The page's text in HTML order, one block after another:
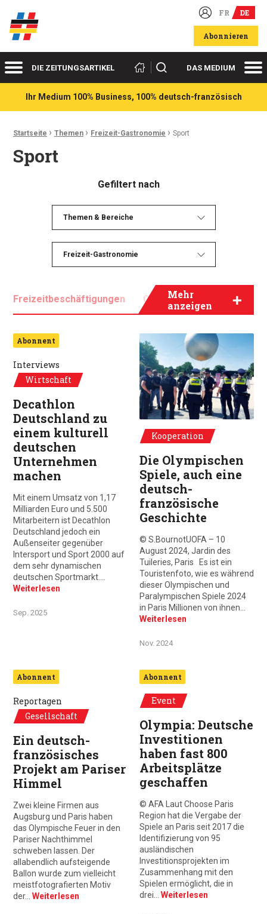
Deutsch-französische Wirtschaftsakteure FR DE
Abonnieren
MenüDIE ZEITUNGSARTIKEL Suchen DAS MEDIUM
Ihr Medium 100% Business, 100% deutsch-französisch
Ariadnefaden:
Startseite › Themen › Freizeit-Gastronomie › Sport
Sport
Gefiltert nach
Themen & Bereiche
Freizeit-Gastronomie
Mehr
anzeigen
Freizeitbeschäftigungen Gastronomie
Abonnent
Interviews
Wirtschaft
Decathlon
Deutschland zu
einem kulturell
deutschen
Unternehmen
machen
Mit einem Umsatz von 1,17
Milliarden Euro und 5.500
Mitarbeitern ist Decathlon
Deutschland jedoch ein
Außenseiter gegenüber
Intersport und Sport 2000 auf
dem sehr dynamischen
deutschen Sportmarkt.…
Weiterlesen
Sep. 2025
© S.Bournot UOFA - 10 August 2024,
Kooperation
Die Olympischen
Spiele, auch eine
deutsch-
französische
Geschichte
© S.BournotUOFA – 10
August 2024, Jardin des
Tuileries, Paris Es ist ein
Touristenfoto, wie es während
dieser Olympischen und
Paralympischen Spiele 2024
in Paris Millionen von ihnen…
Weiterlesen
Nov. 2024
Abonnent
Reportagen
Gesellschaft
Ein deutsch-
französisches
Projekt am Pariser
Himmel
Zwei kleine Firmen aus
Augsburg und Paris haben
das Olympische Feuer in den
Pariser Nachthimmel
schweben lassen. Der
allabendlich aufsteigende
Ballon wurde zum vielleicht
meistfotografierten Motiv
der… Weiterlesen
Abonnent
Event
Olympia: Deutsche
Investitionen
haben fast 800
Arbeitsplätze
geschaffen
© AFA Laut Choose Paris
Region hat die Vergabe der
Spiele an Paris seit 2017 die
Identifizierung von 95
ausländischen
Investitionsprojekten im
Zusammenhang mit den
Spielen ermöglicht, die in
drei… Weiterlesen